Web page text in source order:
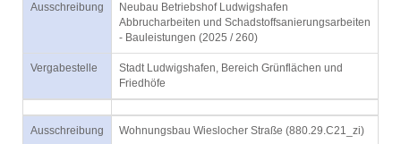
Ausschreibung
Neubau Betriebshof Ludwigshafen
Abbrucharbeiten und Schadstoffsanierungsarbeiten
- Bauleistungen (2025 / 260)
Vergabestelle
Stadt Ludwigshafen, Bereich Grünflächen und
Friedhöfe
Ausschreibung Wohnungsbau Wieslocher Straße (880.29.C21_zi)